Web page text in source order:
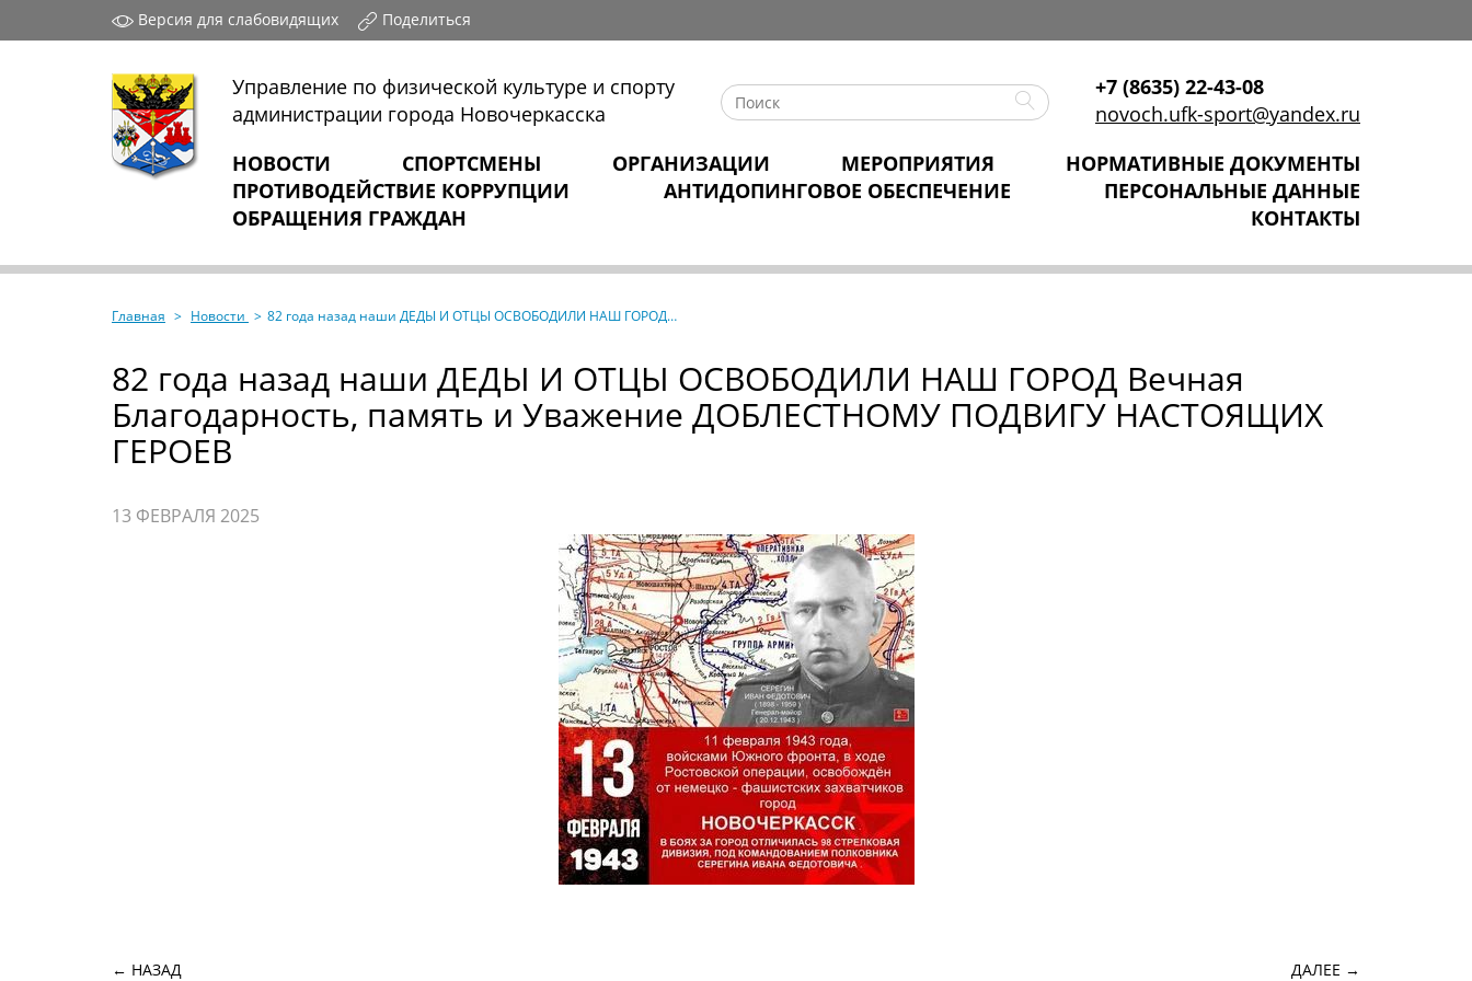
Версия для слабовидящих Поделиться
Управление по физической культуре и спорту
администрации города Новочеркасска
+7 (8635) 22-43-08
novoch.ufk-sport@yandex.ru
НОВОСТИ
СПОРТСМЕНЫ ОРГАНИЗАЦИИ МЕРОПРИЯТИЯ
НОРМАТИВНЫЕ ДОКУМЕНТЫ
ПРОТИВОДЕЙСТВИЕ КОРРУПЦИИ
АНТИДОПИНГОВОЕ ОБЕСПЕЧЕНИЕ
ПЕРСОНАЛЬНЫЕ ДАННЫЕ
ОБРАЩЕНИЯ ГРАЖДАН
КОНТАКТЫ
Главная Новости 82 года назад наши ДЕДЫ И ОТЦЫ ОСВОБОДИЛИ НАШ ГОРОД…
82 года назад наши ДЕДЫ И ОТЦЫ ОСВОБОДИЛИ НАШ ГОРОД Вечная
Благодарность, память и Уважение ДОБЛЕСТНОМУ ПОДВИГУ НАСТОЯЩИХ
ГЕРОЕВ
13 ФЕВРАЛЯ 2025
← НАЗАД ДАЛЕЕ →